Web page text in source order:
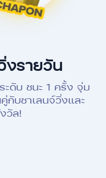
งรายวัน
ดับ ชนะ 1 ครั้ง จุ่ม
กับชาเลนจ์วิ่งและ
วัล!